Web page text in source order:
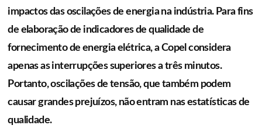
impactos das oscilações de energia na indústria. Para fins
de elaboração de indicadores de qualidade de
fornecimento de energia elétrica, a Copel considera
apenas as interrupções superiores a três minutos.
Portanto, oscilações de tensão, que também podem
causar grandes prejuízos, não entram nas estatísticas de
qualidade.